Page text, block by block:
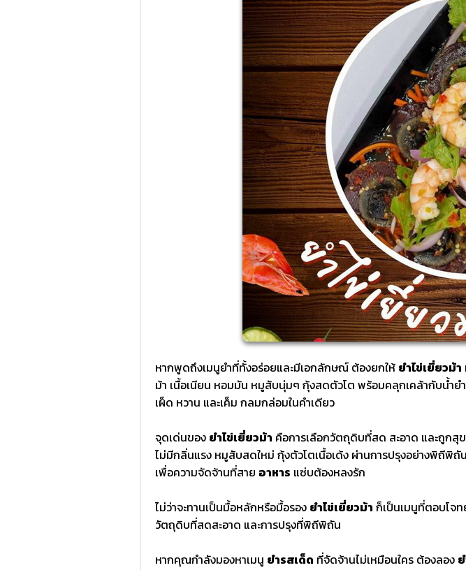
หากพูดถึงเมนูยำที่ทั้งอร่อยและมีเอกลักษณ์ ต้องยกให้ ยำไข่เยี่ยวม้า
ม้า เนื้อเนียน หอมมัน หมูสับนุ่มๆ กุ้งสดตัวโต พร้อมคลุกเคล้ากับน้ำย
เผ็ด หวาน และเค็ม กลมกล่อมในคำเดียว
จุดเด่นของ ยำไข่เยี่ยวม้า คือการเลือกวัตถุดิบที่สด สะอาด และถูก
ไม่มีกลิ่นแรง หมูสับสดใหม่ กุ้งตัวโตเนื้อเด้ง ผ่านการปรุงอย่างพิถีพิ
เพื่อความจัดจ้านที่สาย อาหาร แซ่บต้องหลงรัก
ไม่ว่าจะทานเป็นมื้อหลักหรือมื้อรอง ยำไข่เยี่ยวม้า ก็เป็นเมนูที่ตอบโจ
วัตถุดิบที่สดสะอาด และการปรุงที่พิถีพิถัน
หากคุณกำลังมองหาเมนู ยำรสเด็ด ที่จัดจ้านไม่เหมือนใคร ต้องลอง